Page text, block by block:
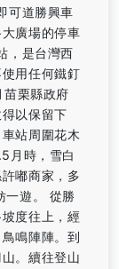
可道勝興車
廣場的停車
，是台灣西
用任何鐵釘
栗縣政府
以保留下
站周圍花木
月時，雪白
嘟商家，多
一遊。 從勝
度往上，經
鳴陣陣。到
。續往登山